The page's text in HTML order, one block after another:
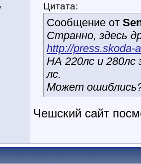
Цитата:
Сообщение от
Странно, здесь
http://press.skoda-
НА 220лс и 280лс
лс.
Может
Чешский сайт